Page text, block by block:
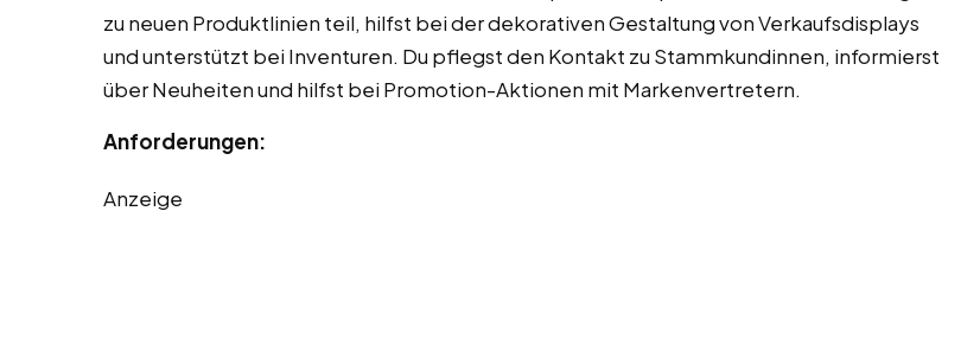
zu neuen Produktlinien teil, hilfst bei der dekorativen Gestaltung von Verkaufsdisplays
und unterstützt bei Inventuren. Du pflegst den Kontakt zu Stammkundinnen, informierst
über Neuheiten und hilfst bei Promotion-Aktionen mit Markenvertretern.
Anforderungen:
Anzeige